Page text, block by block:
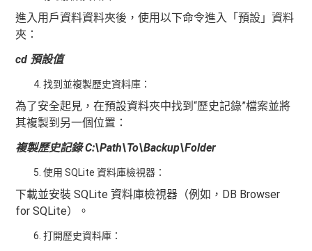
進入用戶資料資料夾後，使用以下命令進入「預設」資料
夾：
cd 預設值
找到並複製歷史資料庫：
為了安全起見，在預設資料夾中找到“歷史記錄”檔案並將
其複製到另一個位置：
複製歷史記錄 C:\Path\To\Backup\Folder
使用 SQLite 資料庫檢視器：
下載並安裝 SQLite 資料庫檢視器（例如，DB Browser
for SQLite）。
打開歷史資料庫：